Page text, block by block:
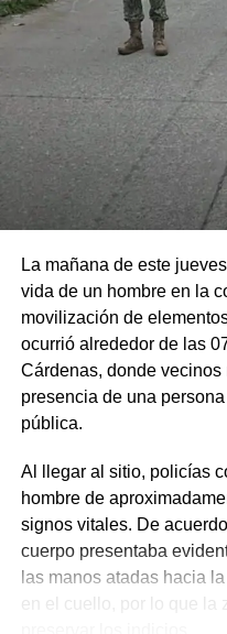
La mañana de este
vida de un hombre en la
movilización de
ocurrió alrededor de las
Cárdenas, donde
presencia de una
pública.
Al llegar al sitio, policías
hombre de
signos vitales. De
cuerpo presentaba
las manos atadas hacia
en el cuello, por lo que la